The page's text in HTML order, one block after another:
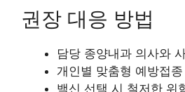
권장 대응 방법
담당 종양내과 의사와
개인별 맞춤형 예방접
백신 선택 시 철저한 위